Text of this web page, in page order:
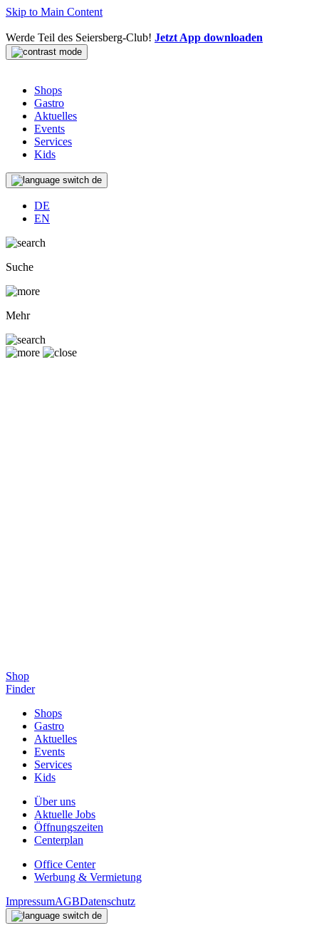
Skip to Main Content
Werde Teil des Seiersberg-Club! Jetzt App downloaden
Shops
Gastro
Aktuelles
Events
Services
Kids
de
DE
EN
Suche
Mehr
Shop
Finder
Shops
Gastro
Aktuelles
Events
Services
Kids
Über uns
Aktuelle Jobs
Öffnungszeiten
Centerplan
Office Center
Werbung & Vermietung
ImpressumAGBDatenschutz
de